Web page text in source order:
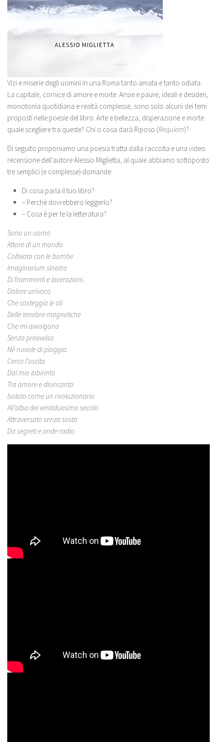
Vizi e miserie degli uomini in una Roma tanto amata e tanto odiata.
La capitale, cornice di amore e morte. Ansie e paure, ideali e desideri,
monotonia quotidiana e realtà complesse, sono solo alcuni dei temi
proposti nelle poesie del libro. Arte e bellezza, disperazione e morte:
quale scegliere tra queste? Chi o cosa darà Riposo (Requiem)?
Di seguito proponiamo una poesia tratta dalla raccolta e una video
recensione dell’autore Alessio Miglietta, al quale abbiamo sottoposto
tre semplici (e complesse) domande:
Di cosa parla il tuo libro?
– Perchè dovrebbero leggerlo?
– Cosa è per te la letteratura?
Sono un uomo
Attore di un mondo
Coltivato con le bombe
Imaginarium sinistro
Di frammenti e lacerazioni.
Dolore univoco
Che costeggia le ali
Delle tenebre magnetiche
Che mi avvolgono
Senza preavviso
Né nuvole di pioggia.
Cerco l’uscita
Dal mio labirinto
Tra amore e disincanto
Isolato come un rivoluzionario
All’alba del ventiduesimo secolo
Attraversato senza sosta
Da segreti e onde radio.